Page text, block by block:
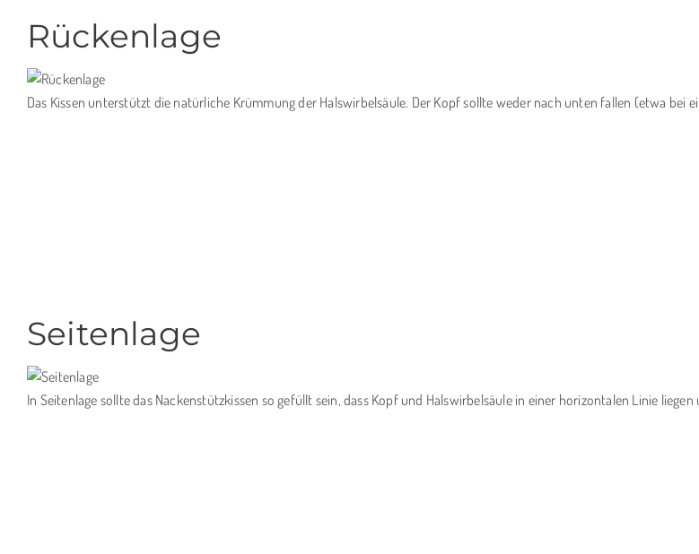
Rückenlage
Das Kissen unterstützt die natürliche Krümmung der Halswirbelsäule. Der Kopf sollte weder nach unten fallen (etwa bei
Seitenlage
In Seitenlage sollte das Nackenstützkissen so gefüllt sein, dass Kopf und Halswirbelsäule in einer horizontalen Linie